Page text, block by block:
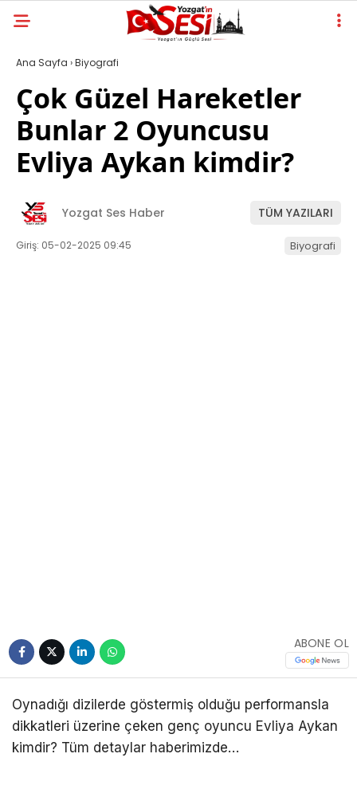
Ana Sayfa ›Biyografi
Çok Güzel Hareketler
Bunlar 2 Oyuncusu
Evliya Aykan kimdir?
Yozgat Ses Haber TÜM YAZILARI
Giriş: 05-02-2025 09:45 Biyografi
ABONE OL
Oynadığı dizilerde göstermiş olduğu performansla
dikkatleri üzerine çeken genç oyuncu Evliya Aykan
kimdir? Tüm detaylar haberimizde…